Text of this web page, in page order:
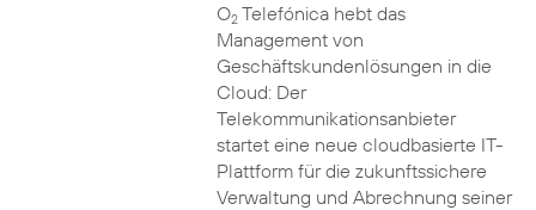
O2Telefónica hebt das
Management von
Geschäftskundenlösungen in die
Cloud: Der
Telekommunikationsanbieter
startet eine neue cloudbasierte IT-
Plattform für die zukunftssichere
Verwaltung und Abrechnung seiner